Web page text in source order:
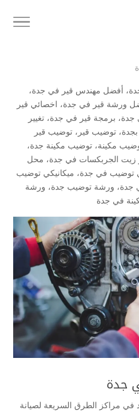
، أفضل مهندس قير في جدة،
ورشة قير في جدة، اخصائي قير
جدة، برمجة قير في جدة، تغيير
، توضيب قير ، توضيب قير
مكينة، توضيب مكينة جدة،
زيت الجربكسات في جدة، محل
توضيب في جدة، ميكانيكي توضيب
جدة، ورشة توضيب جدة، ورشة
في جدة
جدة
مراكز الطرق السريعة لصيانة